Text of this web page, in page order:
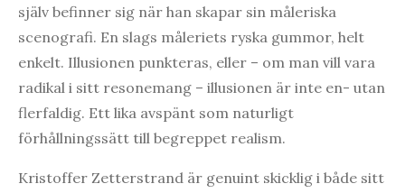
själv befinner sig när han skapar sin måleriska
scenografi. En slags måleriets ryska gummor, helt
enkelt. Illusionen punkteras, eller – om man vill vara
radikal i sitt resonemang – illusionen är inte en- utan
flerfaldig. Ett lika avspänt som naturligt
förhållningssätt till begreppet realism.
Kristoffer Zetterstrand är genuint skicklig i både sitt